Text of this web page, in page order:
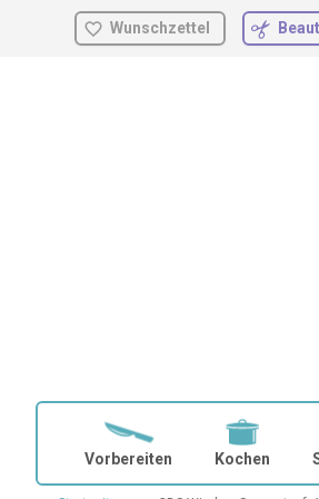
Zum
Wunschzettel
Vorbereiten Kochen